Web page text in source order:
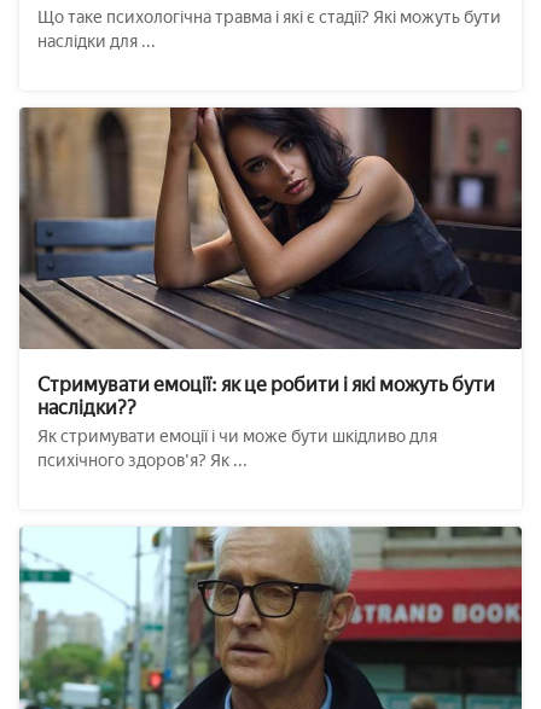
Що таке психологічна травма і які є стадії? Які можуть бути
наслідки для ...
Стримувати емоції: як це робити і які можуть бути
наслідки??
Як стримувати емоції і чи може бути шкідливо для
психічного здоров'я? Як ...